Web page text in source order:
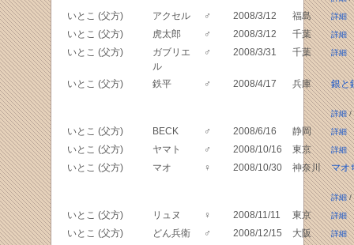
いとこ (父方) アクセル ♂ 2008/3/12 福島 詳細
いとこ (父方) 虎太郎 ♂ 2008/3/12 千葉 詳細
いとこ (父方)
ガブリエ
ル
♂ 2008/3/31 千葉 詳細
いとこ (父方) 鉄平 ♂ 2008/4/17 兵庫 銀と
詳細/
いとこ (父方) BECK ♂ 2008/6/16 静岡 詳細
いとこ (父方) ヤマト ♂ 2008/10/16 東京 詳細
いとこ (父方) マオ ♀ 2008/10/30 神奈川 マオ
詳細/
いとこ (父方) リュヌ ♀ 2008/11/11 東京 詳細
いとこ (父方) どん兵衛 ♂ 2008/12/15 大阪 詳細